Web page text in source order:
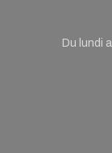
Du lundi